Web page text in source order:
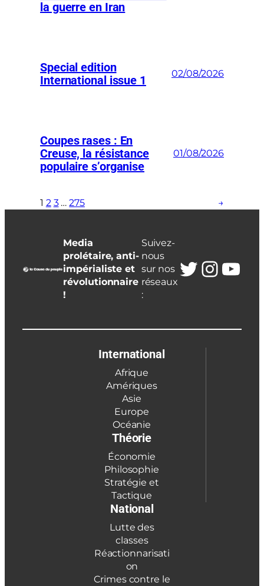
la guerre en Iran
Special edition
International issue 1
02/08/2026
Coupes rases : En
Creuse, la résistance
populaire s’organise
01/08/2026
1 2 3 … 275 →
Media
prolétaire, anti-
impérialiste et
révolutionnaire
!
Suivez-
nous
sur nos
réseaux
:
Twitter
International
Afrique
Amériques
Asie
Europe
Océanie
Théorie
Économie
Philosophie
Stratégie et
Tactique
National
Lutte des
classes
Réactionnarisati
on
Crimes contre le